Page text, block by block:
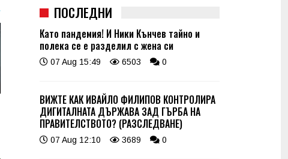
ПОСЛЕДНИ
Като пандемия! И Ники Кънчев тайно и
полека се е разделил с жена си
07 Aug 15:49 6503 0
ВИЖТЕ КАК ИВАЙЛО ФИЛИПОВ КОНТРОЛИРА
ДИГИТАЛНАТА ДЪРЖАВА ЗАД ГЪРБА НА
ПРАВИТЕЛСТВОТО? (РАЗСЛЕДВАНЕ)
07 Aug 12:10 3689 0